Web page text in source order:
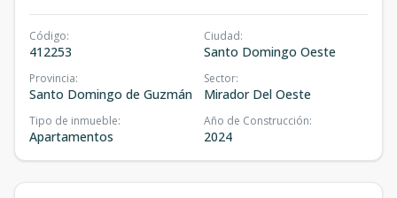
Código:
412253
Ciudad:
Santo Domingo Oeste
Provincia:
Santo Domingo de Guzmán
Sector:
Mirador Del Oeste
Tipo de inmueble:
Apartamentos
Año de Construcción:
2024